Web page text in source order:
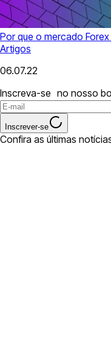
Por que o mercado
Artigos
06.07.22
Inscreva-se no nosso
Inscrever-se
Confira as últimas